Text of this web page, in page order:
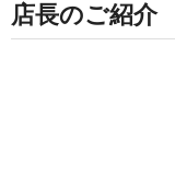
店長のご紹介